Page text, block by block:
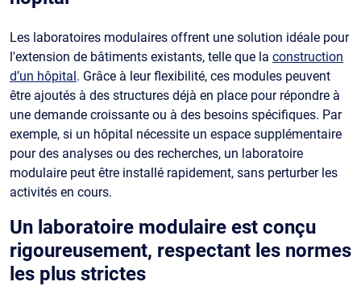
Les laboratoires modulaires offrent une solution idéale pour
l'extension de bâtiments existants, telle que la construction
d’un hôpital. Grâce à leur flexibilité, ces modules peuvent
être ajoutés à des structures déjà en place pour répondre à
une demande croissante ou à des besoins spécifiques. Par
exemple, si un hôpital nécessite un espace supplémentaire
pour des analyses ou des recherches, un laboratoire
modulaire peut être installé rapidement, sans perturber les
activités en cours.
Un laboratoire modulaire est conçu
rigoureusement, respectant les normes
les plus strictes